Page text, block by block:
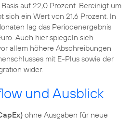
auf 22,0 Prozent. Bereinigt um
sich ein Wert von 21,6 Prozent. In
lag das Periodenergebnis
Auch hier spiegeln sich
allem höhere Abschreibungen
mit E-Plus sowie der
wider.
und Ausblick
ohne Ausgaben für neue